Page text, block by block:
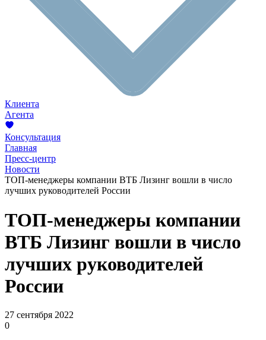
Клиента
Агента
Консультация
Главная
Пресс-центр
Новости
ТОП-менеджеры компании ВТБ Лизинг вошли в число
лучших руководителей России
ТОП-менеджеры компании
ВТБ Лизинг вошли в число
лучших руководителей
России
27 сентября 2022
0